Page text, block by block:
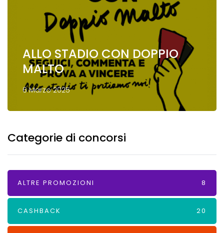
ALLO STADIO CON DOPPIO
MALTO
6 Marzo 2025
Categorie di concorsi
ALTRE PROMOZIONI 8
CASHBACK 20